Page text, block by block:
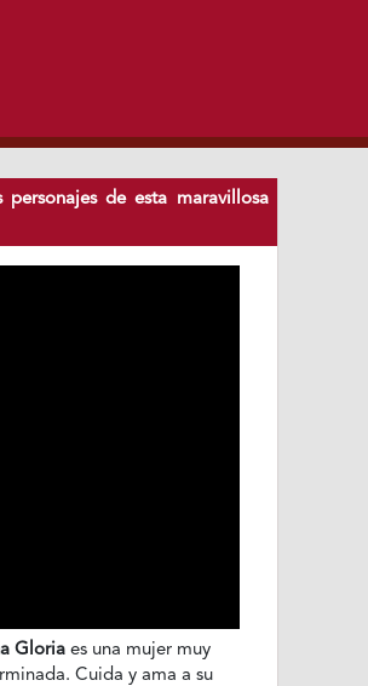
personajes de esta maravillosa
Gloriaes una mujer muy
Cuida y ama a su